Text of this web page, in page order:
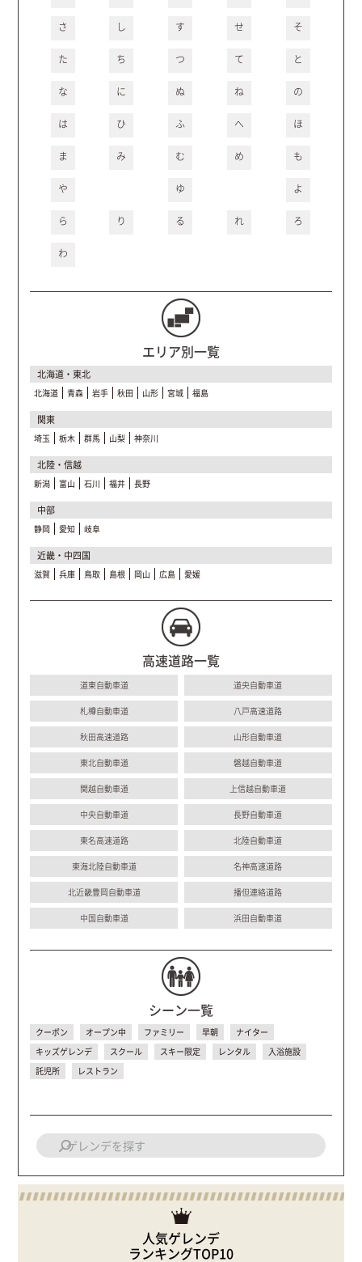
さ し す せ そ
た ち つ て と
な に ぬ ね の
は ひ ふ へ ほ
ま み む め も
や ゆ よ
ら り る れ ろ
わ
エリア別一覧
北海道・東北
北海道 青森 岩手 秋田 山形 宮城 福島
関東
埼玉 栃木 群馬 山梨 神奈川
北陸・信越
新潟 富山 石川 福井 長野
中部
静岡 愛知 岐阜
近畿・中四国
滋賀 兵庫 鳥取 島根 岡山 広島 愛媛
高速道路一覧
道東自動車道 道央自動車道
札樽自動車道 八戸高速道路
秋田高速道路 山形自動車道
東北自動車道 磐越自動車道
関越自動車道 上信越自動車道
中央自動車道 長野自動車道
東名高速道路 北陸自動車道
東海北陸自動車道 名神高速道路
北近畿豊岡自動車道 播但連絡道路
中国自動車道 浜田自動車道
シーン一覧
クーポン オープン中 ファミリー 早朝
ナイター
キッズゲレンデ
スクール スキー限定 レンタル
入浴施設
託児所
レストラン
人気ゲレンデ
ランキングTOP10